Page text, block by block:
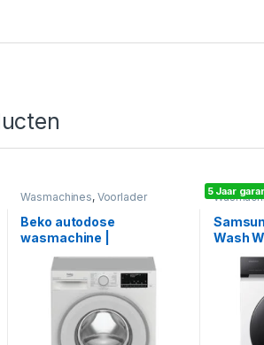
Wasmachines, Voorlader
Beko autodose
wasmachine |
B5WT584106W2
5 Jaar
Wash
serie |